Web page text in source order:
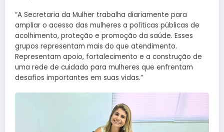
“A Secretaria da Mulher trabalha diariamente para
ampliar o acesso das mulheres a políticas públicas de
acolhimento, proteção e promoção da saúde. Esses
grupos representam mais do que atendimento.
Representam apoio, fortalecimento e a construção de
uma rede de cuidado para mulheres que enfrentam
desafios importantes em suas vidas.”